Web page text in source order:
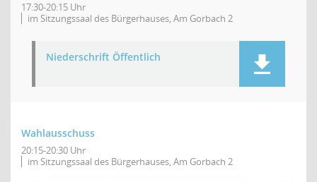
17:30-20:15 Uhr
im Sitzungssaal des Bürgerhauses, Am Gorbach 2
Niederschrift Öffentlich
Wahlausschuss
20:15-20:30 Uhr
im Sitzungssaal des Bürgerhauses, Am Gorbach 2